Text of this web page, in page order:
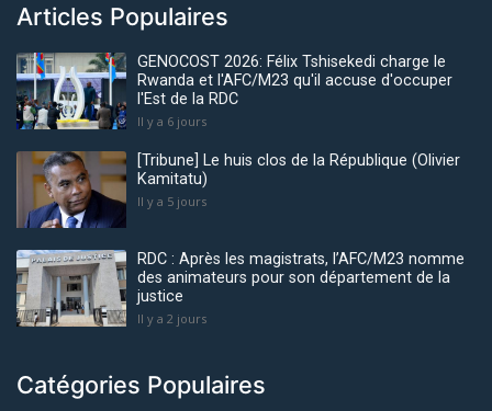
Articles Populaires
GENOCOST 2026: Félix Tshisekedi charge le
Rwanda et l'AFC/M23 qu'il accuse d'occuper
l'Est de la RDC
Il y a 6 jours
[Tribune] Le huis clos de la République (Olivier
Kamitatu)
Il y a 5 jours
RDC : Après les magistrats, l’AFC/M23 nomme
des animateurs pour son département de la
justice
Il y a 2 jours
Catégories Populaires